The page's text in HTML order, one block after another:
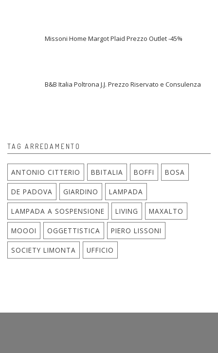
Missoni Home Margot Plaid Prezzo Outlet -45%
B&B Italia Poltrona J.J. Prezzo Riservato e Consulenza
TAG ARREDAMENTO
ANTONIO CITTERIO BBITALIA BOFFI BOSA
DE PADOVA GIARDINO LAMPADA
LAMPADA A SOSPENSIONE LIVING MAXALTO
MOOOI OGGETTISTICA PIERO LISSONI
SOCIETY LIMONTA UFFICIO